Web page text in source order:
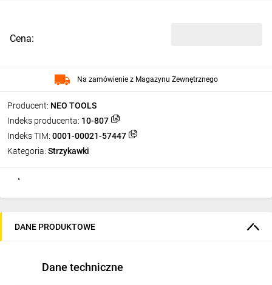
Producent: NEO TOOLS
Indeks producenta: 10-807
Indeks TIM: 0001-00021-57447
Kategoria: Strzykawki
Cena:
Na zamówienie z Magazynu Zewnętrznego
DANE PRODUKTOWE
Dane techniczne